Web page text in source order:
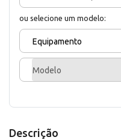
ou selecione um modelo:
Equipamento
Modelo
Descrição